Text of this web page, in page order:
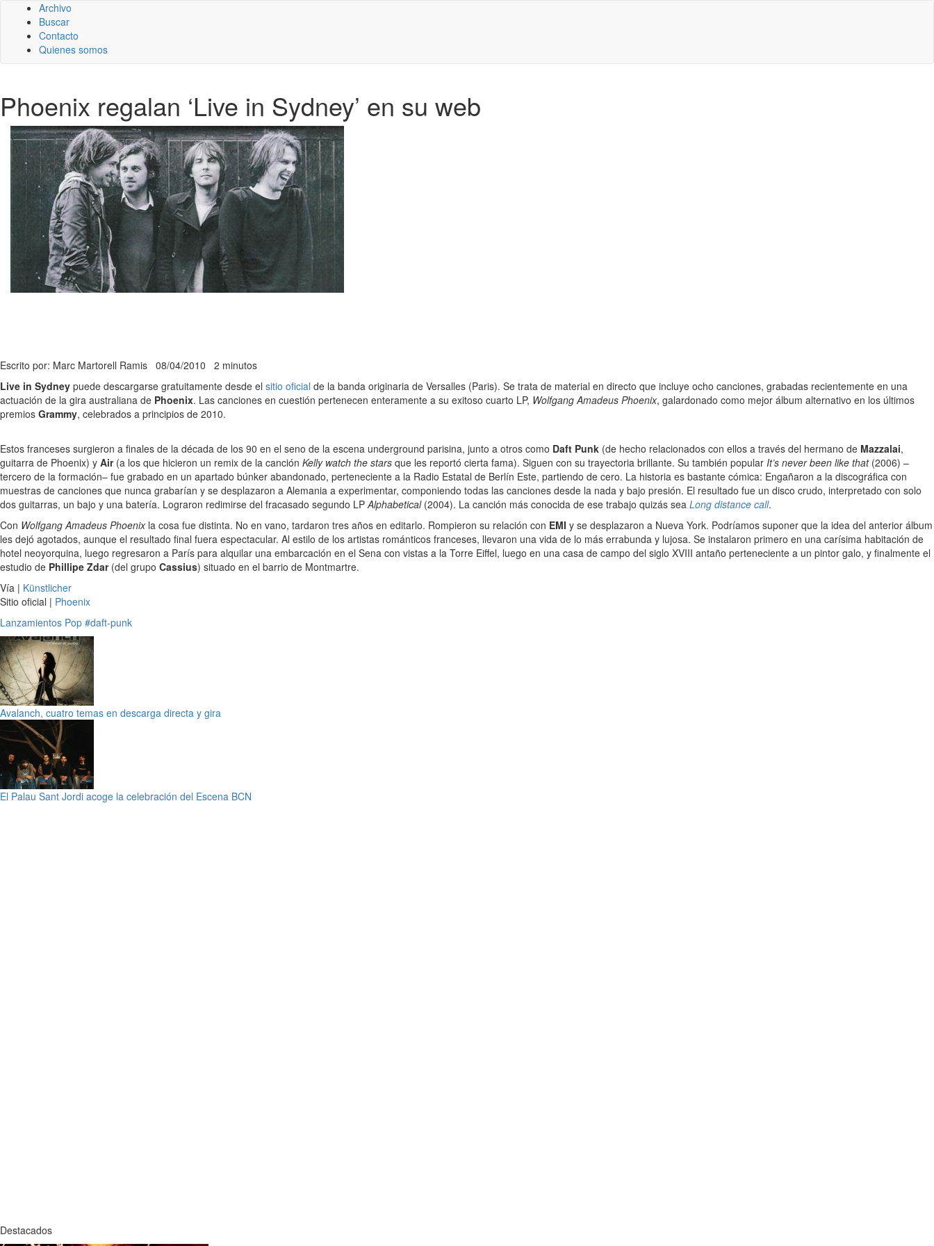
Archivo
Buscar
Contacto
Quienes somos
Phoenix regalan ‘Live in Sydney’ en su web
Escrito por: Marc Martorell Ramis 08/04/2010 2 minutos
Live in Sydney puede descargarse gratuitamente desde el sitio oficial de la banda originaria de Versalles (Paris). Se trata de material en directo que incluye ocho canciones, grabadas recientemente en una
actuación de la gira australiana de Phoenix. Las canciones en cuestión pertenecen enteramente a su exitoso cuarto LP, Wolfgang Amadeus Phoenix, galardonado como mejor álbum alternativo en los últimos
premios Grammy, celebrados a principios de 2010.
Estos franceses surgieron a finales de la década de los 90 en el seno de la escena underground parisina, junto a otros como Daft Punk (de hecho relacionados con ellos a través del hermano de Mazzalai,
guitarra de Phoenix) y Air(a los que hicieron un remix de la canción Kelly watch the stars que les reportó cierta fama). Siguen con su trayectoria brillante. Su también popular It’s never been like that(2006) –
tercero de la formación– fue grabado en un apartado búnker abandonado, perteneciente a la Radio Estatal de Berlín Este, partiendo de cero. La historia es bastante cómica: Engañaron a la discográfica con
muestras de canciones que nunca grabarían y se desplazaron a Alemania a experimentar, componiendo todas las canciones desde la nada y bajo presión. El resultado fue un disco crudo, interpretado con solo
dos guitarras, un bajo y una batería. Lograron redimirse del fracasado segundo LPAlphabetical(2004). La canción más conocida de ese trabajo quizás sea Long distance call.
Con Wolfgang Amadeus Phoenixla cosa fue distinta. No en vano, tardaron tres años en editarlo. Rompieron su relación con EMI y se desplazaron a Nueva York. Podríamos suponer que la idea del anterior álbum
les dejó agotados, aunque el resultado final fuera espectacular. Al estilo de los artistas románticos franceses, llevaron una vida de lo más errabunda y lujosa. Se instalaron primero en una carísima habitación de
hotel neoyorquina, luego regresaron a París para alquilar una embarcación en el Sena con vistas a la Torre Eiffel, luego en una casa de campo del siglo XVIII antaño perteneciente a un pintor galo, y finalmente el
estudio de Phillipe Zdar(del grupo Cassius) situado en el barrio de Montmartre.
Vía | Künstlicher
Sitio oficial | Phoenix
Lanzamientos Pop #daft-punk
Avalanch, cuatro temas en descarga directa y gira
El Palau Sant Jordi acoge la celebración del Escena BCN
Destacados